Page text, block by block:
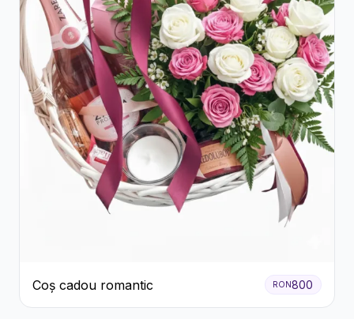
Coș cadou romantic RON800